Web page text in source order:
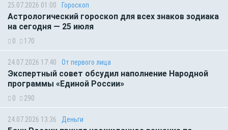
25.07.2026 01:00 Гороскоп
Астрологический гороскоп для всех знаков зодиака
на сегодня — 25 июля
0 170
24.07.2026 17:40 От первого лица
Экспертный совет обсудил наполнение Народной
программы «Единой России»
0 290
24.07.2026 13:36 Деньги